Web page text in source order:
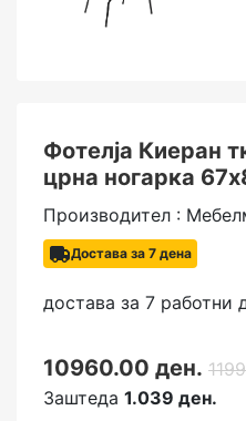
Фотелја Киеран
црна ногарка
Производител :
Достава за 7 дена
достава за 7 работни
10960.00 ден.
Заштеда 1.039 ден.